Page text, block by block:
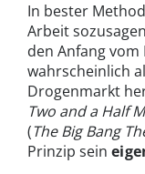
In bester
Arbeit
den Anfang
wahrscheinlich
Drogenmarkt
Two and a Half
(The Big Bang
Prinzip sein